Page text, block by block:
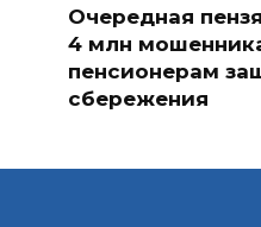
Очередная
4 млн
пенсионерам
сбережения